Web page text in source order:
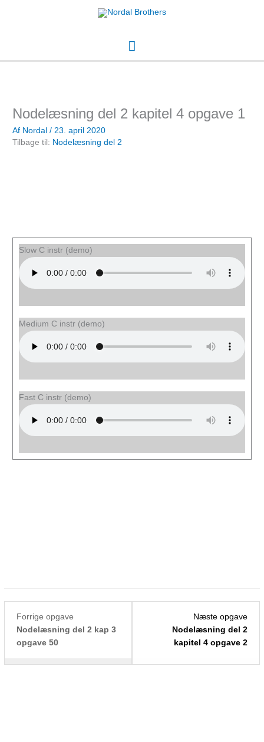
Hovedmenu
Nodelæsning del 2 kapitel 4 opgave 1
Af Nordal/23. april 2020
Tilbage til: Nodelæsning del 2
Slow C instr (demo)
Medium C instr (demo)
Fast C instr (demo)
Forrige opgave
Nodelæsning del 2 kap 3
opgave 50
Næste opgave
Nodelæsning del 2
kapitel 4 opgave 2
2